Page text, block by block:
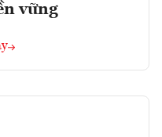
vững